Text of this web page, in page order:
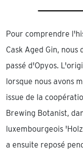
Pour comprendre
Cask Aged Gin,
passé d'Opyos.
lorsque nous avons
issue de la
Brewing Botanist,
luxembourgeois
a ensuite reposé